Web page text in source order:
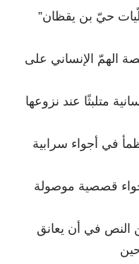
حيّ بن يقظان”
الهمّ الإنساني على
متلبثًا عند نزوعها
في أجواء سرابية
قصصية موصولة
النص في أن يعانق